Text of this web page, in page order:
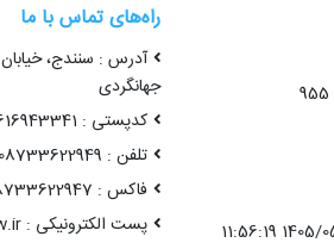
راه‌های تماس با ما
آدرس : سنندج،
جهانگردی
کدپستی : 6616943341
تلفن : 08733622949-52
فاکس : 08733622947
پست الکترونیکی : dabir[at]kdrw.ir